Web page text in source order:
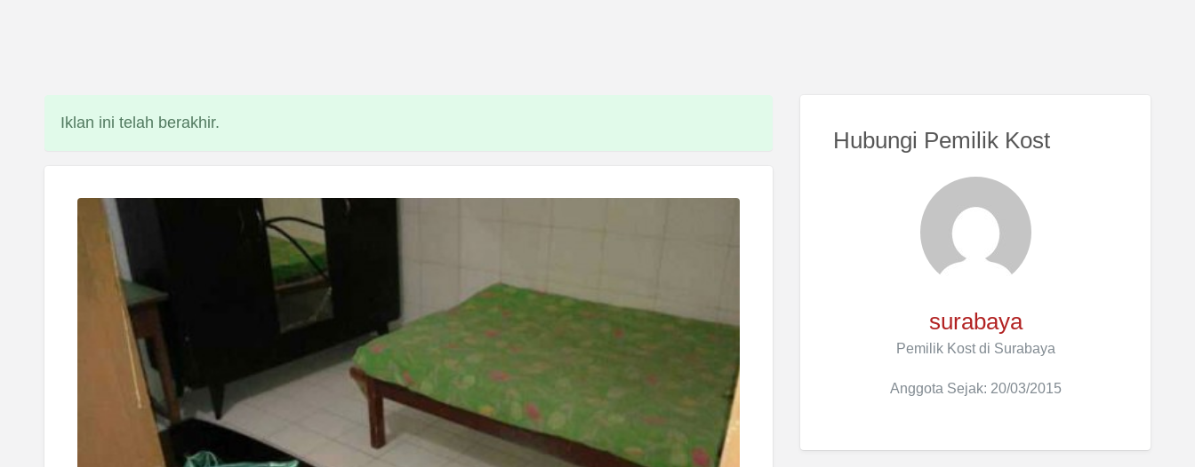
Iklan ini telah berakhir.
Hubungi Pemilik Kost
surabaya
Pemilik Kost di Surabaya
Anggota Sejak: 20/03/2015